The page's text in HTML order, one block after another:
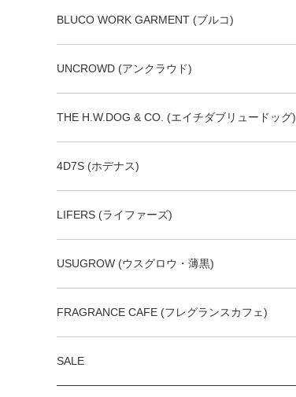
BLUCO WORK GARMENT (ブルコ)
UNCROWD (アンクラウド)
THE H.W.DOG & CO. (エイチダブリュードッグ)
4D7S (ホデナス)
LIFERS (ライファーズ)
USUGROW (ウスグロウ・薄黒)
FRAGRANCE CAFE (フレグランスカフェ)
SALE